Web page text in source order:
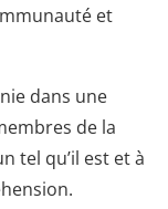
et
dans une
de la
tel qu’il est et à